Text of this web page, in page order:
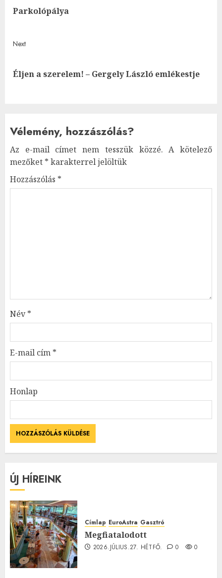
navigation
Parkolópálya
Next
Next
post:
Éljen a szerelem! – Gergely László emlékestje
Vélemény, hozzászólás?
Az e-mail címet nem tesszük közzé. A kötelező
mezőket * karakterrel jelöltük
Hozzászólás *
Név*
E-mail cím *
Honlap
ÚJ HÍREINK
Címlap EuroAstra Gasztró
Megfiatalodott
2026.JÚLIUS.27. HÉTFŐ. 0 0